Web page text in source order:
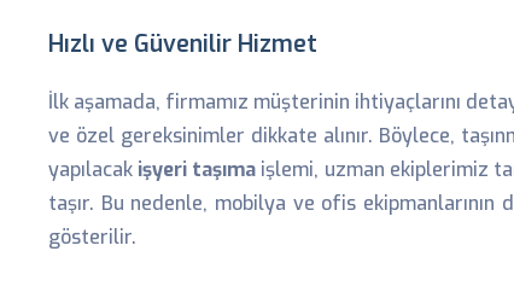
Hızlı ve Güvenilir Hizmet
İlk aşamada, firmamız müşterinin ihtiyaçlarını
ve özel gereksinimler dikkate alınır. Böylece,
yapılacak işyeri taşıma işlemi, uzman ekiplerimiz
taşır. Bu nedenle, mobilya ve ofis ekipmanlarının
gösterilir.